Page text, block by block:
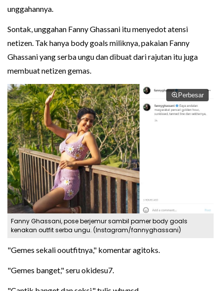
unggahannya.
Sontak, unggahan Fanny Ghassani itu menyedot atensi
netizen. Tak hanya body goals miliknya, pakaian Fanny
Ghassani yang serba ungu dan dibuat dari rajutan itu juga
membuat netizen gemas.
Perbesar
Fanny Ghassani, pose berjemur sambil pamer body goals
kenakan outfit serba ungu. (Instagram/fannyghassani)
"Gemes sekali ooutfitnya," komentar agitoks.
"Gemes banget," seru okidesu7.